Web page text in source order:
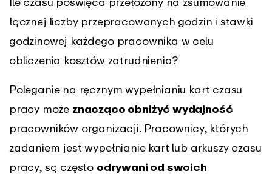
łącznej liczby przepracowanych godzin i stawki
godzinowej każdego pracownika w celu
obliczenia kosztów zatrudnienia?
Poleganie na ręcznym wypełnianiu kart czasu
pracy może znacząco obniżyć wydajność
pracowników organizacji. Pracownicy, których
zadaniem jest wypełnianie kart lub arkuszy czasu
pracy, są często odrywani od swoich